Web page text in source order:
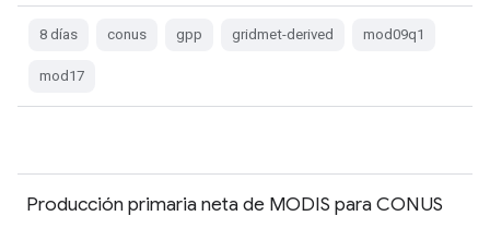
8 días conus gpp gridmet-derived mod09q1
mod17
Producción primaria neta de MODIS para CONUS